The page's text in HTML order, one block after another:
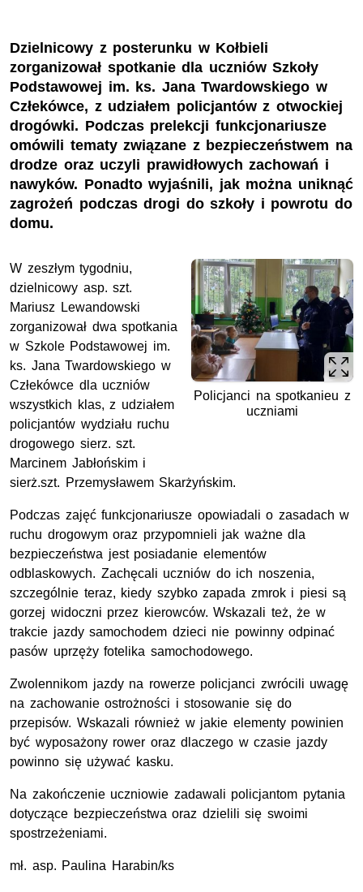
Dzielnicowy z posterunku w Kołbieli
zorganizował spotkanie dla uczniów Szkoły
Podstawowej im. ks. Jana Twardowskiego w
Człekówce, z udziałem policjantów z otwockiej
drogówki. Podczas prelekcji funkcjonariusze
omówili tematy związane z bezpieczeństwem na
drodze oraz uczyli prawidłowych zachowań i
nawyków. Ponadto wyjaśnili, jak można uniknąć
zagrożeń podczas drogi do szkoły i powrotu do
domu.
Policjanci na spotkanieu z
uczniami
W zeszłym tygodniu,
dzielnicowy asp. szt.
Mariusz Lewandowski
zorganizował dwa spotkania
w Szkole Podstawowej im.
ks. Jana Twardowskiego w
Człekówce dla uczniów
wszystkich klas, z udziałem
policjantów wydziału ruchu
drogowego sierz. szt.
Marcinem Jabłońskim i
sierż.szt. Przemysławem Skarżyńskim.
Podczas zajęć funkcjonariusze opowiadali o zasadach w
ruchu drogowym oraz przypomnieli jak ważne dla
bezpieczeństwa jest posiadanie elementów
odblaskowych. Zachęcali uczniów do ich noszenia,
szczególnie teraz, kiedy szybko zapada zmrok i piesi są
gorzej widoczni przez kierowców. Wskazali też, że w
trakcie jazdy samochodem dzieci nie powinny odpinać
pasów uprzęży fotelika samochodowego.
Zwolennikom jazdy na rowerze policjanci zwrócili uwagę
na zachowanie ostrożności i stosowanie się do
przepisów. Wskazali również w jakie elementy powinien
być wyposażony rower oraz dlaczego w czasie jazdy
powinno się używać kasku.
Na zakończenie uczniowie zadawali policjantom pytania
dotyczące bezpieczeństwa oraz dzielili się swoimi
spostrzeżeniami.
mł. asp. Paulina Harabin/ks